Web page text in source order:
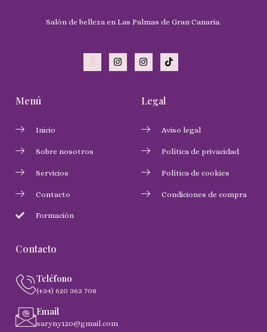
Salón de belleza en Las Palmas de Gran Canaria.
Menú
Inicio
Sobre nosotros
Servicios
Contacto
Formación
Legal
Aviso legal
Política de privacidad
Política de cookies
Condiciones de compra
Contacto
Teléfono
(+34) 620 363 708
Email
saryny120@gmail.com